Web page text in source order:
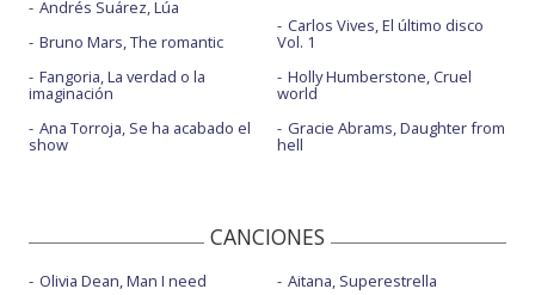
Andrés Suárez, Lúa
Bruno Mars, The romantic
Fangoria, La verdad o la
imaginación
Ana Torroja, Se ha acabado el
show
Carlos Vives, El último disco
Vol. 1
Holly Humberstone, Cruel
world
Gracie Abrams, Daughter from
hell
CANCIONES
Olivia Dean, Man I need Aitana, Superestrella